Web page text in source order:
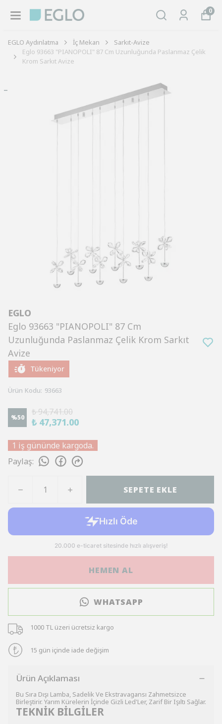
0
EGLO Aydınlatma İç Mekan
Sarkıt-Avize
Eglo 93663 "PIANOPOLI" 87 Cm Uzunluğunda Paslanmaz Çelik
Krom Sarkıt Avize
EGLO
Eglo 93663 "PIANOPOLI" 87 Cm
Uzunluğunda Paslanmaz Çelik Krom Sarkıt
Avize
Tükeniyor
Ürün Kodu: 93663
%50
₺ 94,741.00
₺ 47,371.00
1 iş gününde kargoda.
Paylaş:
SEPETE EKLE
HEMEN AL
WHATSAPP
1000 TL üzeri ücretsiz kargo
15 gün içinde iade değişim
Ürün Açıklaması
Bu Sıra Dışı Lamba, Sadelik Ve Ekstravagansı Zahmetsizce
Birleştirir. Yarım Kürelerin İçinde Gizli Led'Ler, Zarif Bir Işıltı Sağlar.
TEKNİK BİLGİLER